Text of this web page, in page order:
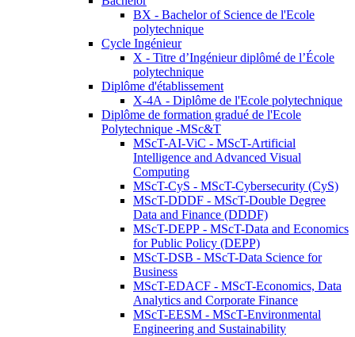
BX - Bachelor of Science de l'Ecole
polytechnique
Cycle Ingénieur
X - Titre d’Ingénieur diplômé de l’École
polytechnique
Diplôme d'établissement
X-4A - Diplôme de l'Ecole polytechnique
Diplôme de formation gradué de l'Ecole
Polytechnique -MSc&T
MScT-AI-ViC - MScT-Artificial
Intelligence and Advanced Visual
Computing
MScT-CyS - MScT-Cybersecurity (CyS)
MScT-DDDF - MScT-Double Degree
Data and Finance (DDDF)
MScT-DEPP - MScT-Data and Economics
for Public Policy (DEPP)
MScT-DSB - MScT-Data Science for
Business
MScT-EDACF - MScT-Economics, Data
Analytics and Corporate Finance
MScT-EESM - MScT-Environmental
Engineering and Sustainability